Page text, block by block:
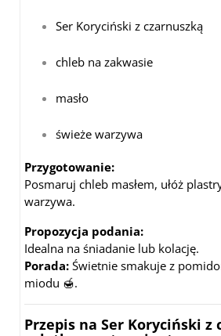
Ser Koryciński z czarnuszką
chleb na zakwasie
masło
świeże warzywa
Przygotowanie:
Posmaruj chleb masłem, ułóż
warzywa.
Propozycja podania:
Idealna na śniadanie lub kolację.
Porada: Świetnie smakuje z
miodu 🍯.
Przepis na Ser Koryciński z